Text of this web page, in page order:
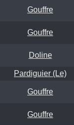
Gouffre
Gouffre
Doline
Pardiguier (Le)
Gouffre
Gouffre